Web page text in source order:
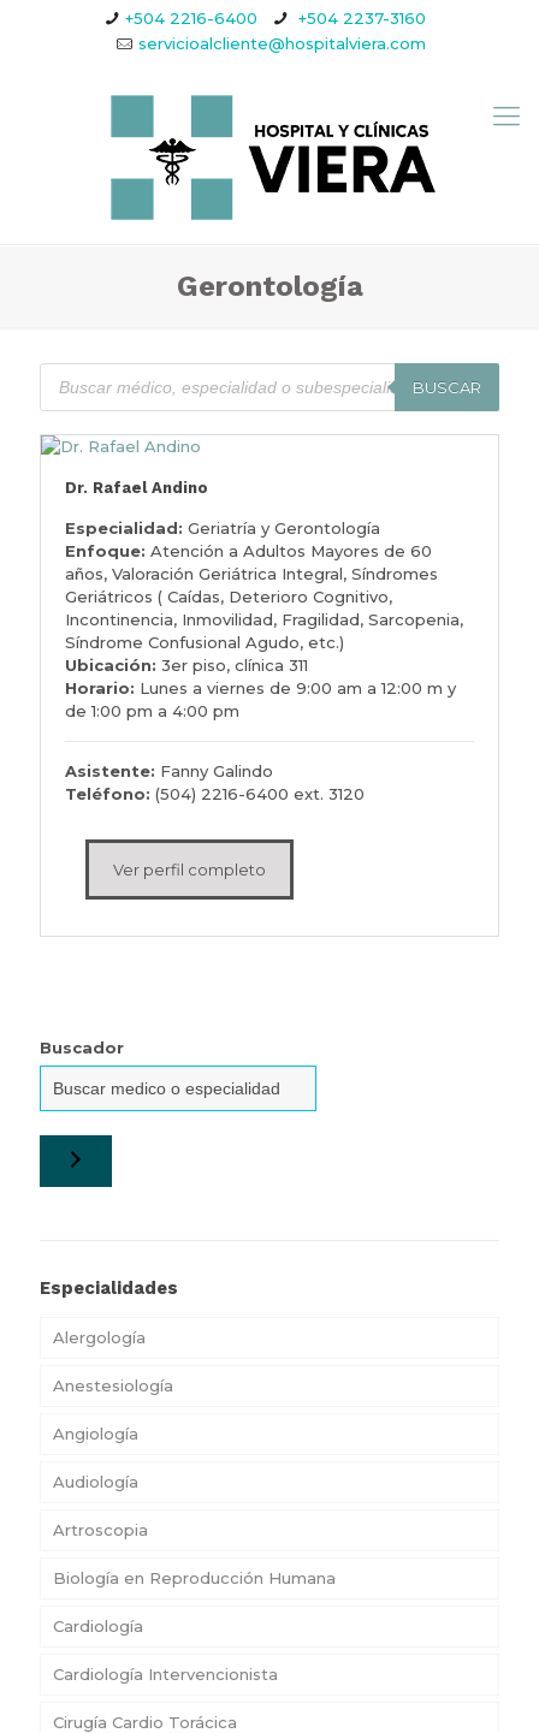
+504 2216-6400
+504 2237-3160
servicioalcliente@hospitalviera.com
Gerontología
BUSCAR
Dr. Rafael Andino
Especialidad: Geriatría y Gerontología
Enfoque: Atención a Adultos Mayores de 60
años, Valoración Geriátrica Integral, Síndromes
Geriátricos ( Caídas, Deterioro Cognitivo,
Incontinencia, Inmovilidad, Fragilidad, Sarcopenia,
Síndrome Confusional Agudo, etc.)
Ubicación: 3er piso, clínica 311
Horario: Lunes a viernes de 9:00 am a 12:00 m y
de 1:00 pm a 4:00 pm
Asistente: Fanny Galindo
Teléfono: (504) 2216-6400 ext. 3120
Ver perfil completo
Buscador
Especialidades
Alergología
Anestesiología
Angiología
Audiología
Artroscopia
Biología en Reproducción Humana
Cardiología
Cardiología Intervencionista
Cirugía Cardio Torácica